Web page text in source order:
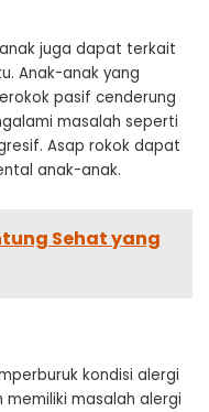
juga dapat terkait
Anak-anak yang
pasif cenderung
masalah seperti
Asap rokok dapat
anak-anak.
Sehat yang
kondisi alergi
masalah alergi